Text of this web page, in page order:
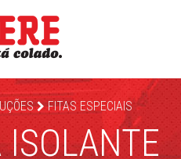
FITAS ESPECIAIS
ISOLANTE